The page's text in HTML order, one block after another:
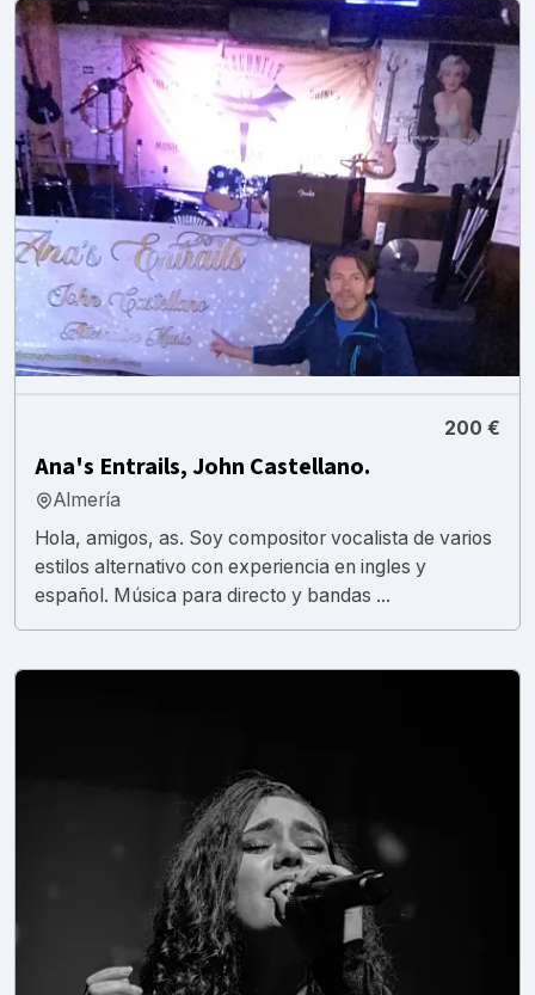
200 €
Ana's Entrails, John Castellano.
Almería
Hola, amigos, as. Soy compositor vocalista de varios
estilos alternativo con experiencia en ingles y
español. Música para directo y bandas ...